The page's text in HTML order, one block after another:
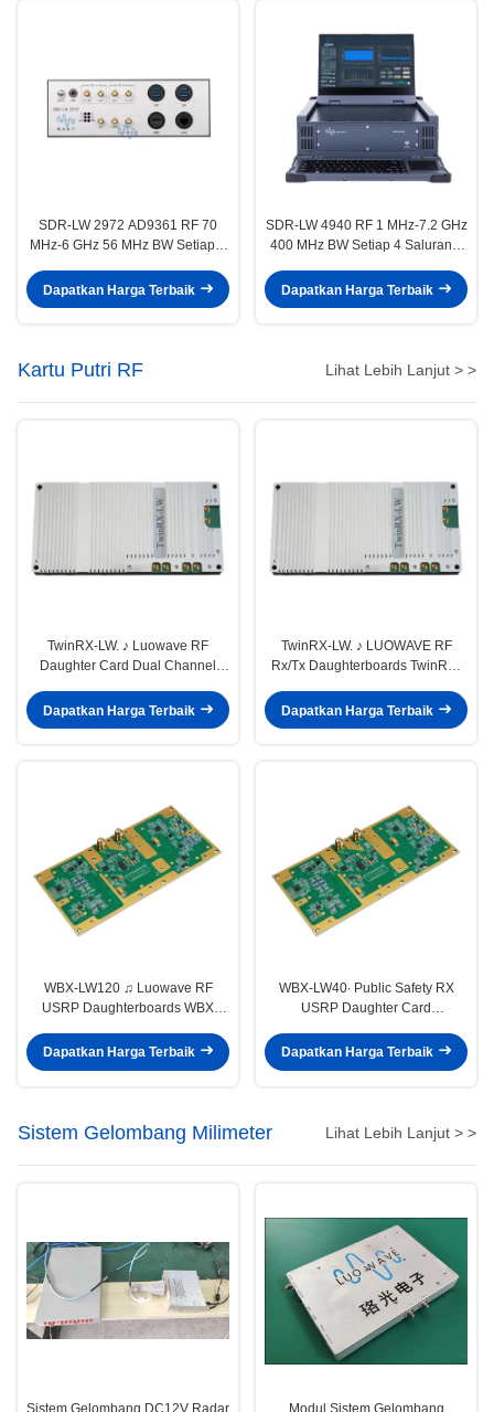
SDR-LW 2972 AD9361 RF 70
MHz-6 GHz 56 MHz BW Setiap 2
Integrated Software Defined
Radio Device
Dapatkan Harga Terbaik
SDR-LW 4940 RF 1 MHz-7.2 GHz
400 MHz BW Setiap 4 Saluran 1
dengan i9 Tampilan & Keyboard
Di dalam USRP Terintegrasi
Dapatkan Harga Terbaik
Kartu Putri RF Lihat Lebih Lanjut > >
TwinRX-LW. ♪ Luowave RF
Daughter Card Dual Channel
TwinRX
Dapatkan Harga Terbaik
TwinRX-LW. ♪ LUOWAVE RF
Rx/Tx Daughterboards TwinRX-
Dapatkan Harga Terbaik
WBX-LW120 ♫ Luowave RF
USRP Daughterboards WBX
ISM
Dapatkan Harga Terbaik
WBX-LW40∙ Public Safety RX
USRP Daughter Card
Dapatkan Harga Terbaik
Sistem Gelombang Milimeter Lihat Lebih Lanjut > >
Sistem Gelombang DC12V Radar Modul Sistem Gelombang